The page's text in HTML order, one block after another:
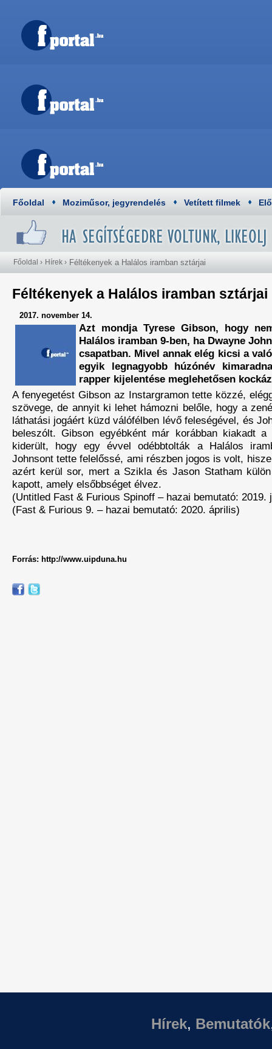
Főoldal Moziműsor, jegyrendelés Vetített filmek
Főoldal › Hírek › Féltékenyek a Halálos iramban sztárjai
Féltékenyek a Halálos iramban sztárjai
2017. november 14.
Azt mondja Tyrese Gibson, hogy
Halálos iramban 9-ben, ha Dwayne
csapatban. Mivel annak elég kicsi a
egyik legnagyobb húzónév
rapper kijelentése meglehetősen
A fenyegetést Gibson az Instargramon tette közzé,
szövege, de annyit ki lehet hámozni belőle, hogy a
láthatási jogáért küzd válófélben lévő feleségével, és
beleszólt. Gibson egyébként már korábban kiakadt a
kiderült, hogy egy évvel odébbtolták a Halálos
Johnsont tette felelőssé, ami részben jogos is volt,
azért kerül sor, mert a Szikla és Jason Statham
kapott, amely elsőbbséget élvez.
(Untitled Fast & Furious Spinoff – hazai bemutató: 2019.
(Fast & Furious 9. – hazai bemutató: 2020. április)
Forrás: http://www.uipduna.hu
Hírek, Bemutatók